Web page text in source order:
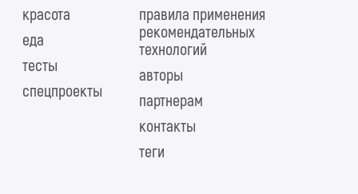
красота
еда
тесты
спецпроекты
правила применения
рекомендательных
технологий
авторы
партнерам
контакты
теги